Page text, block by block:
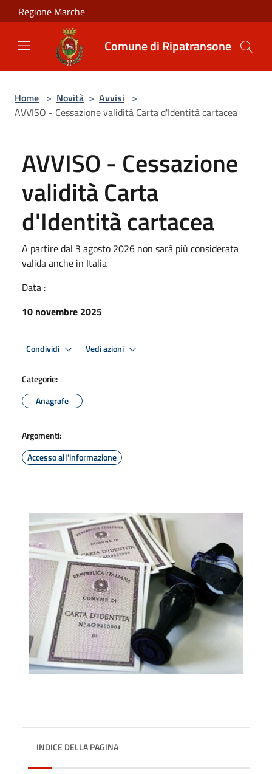
Salta al contenuto principale
Regione Marche
Comune di Ripatransone
Home > Novità > Avvisi >
AVVISO - Cessazione validità Carta d'Identità cartacea
AVVISO - Cessazione
validità Carta
d'Identità cartacea
A partire dal 3 agosto 2026 non sarà più considerata
valida anche in Italia
Data :
10 novembre 2025
Condividi Vedi azioni
Categorie:
Anagrafe
Argomenti:
Accesso all'informazione
INDICE DELLA PAGINA